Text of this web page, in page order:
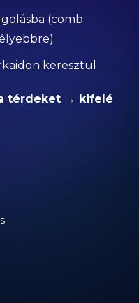
(comb
keresztül
térdeket → kifelé